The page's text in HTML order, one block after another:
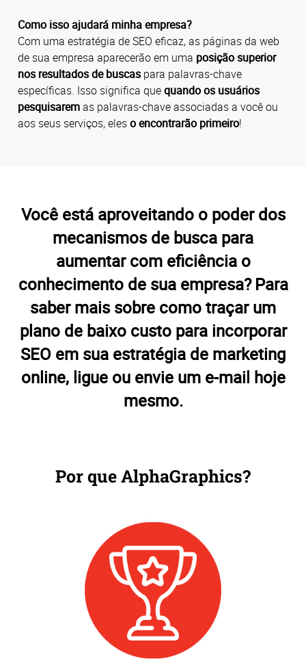
Como isso ajudará minha empresa?
Com uma estratégia de SEO eficaz, as páginas da web
de sua empresa aparecerão em uma posição superior
nos resultados de buscas para palavras-chave
específicas. Isso significa quequando os usuários
pesquisaremas palavras-chave associadas a você ou
aos seus serviços, eleso encontrarão primeiro!
Você está aproveitando o poder dos
mecanismos de busca para
aumentar com eficiência o
conhecimento de sua empresa? Para
saber mais sobre como traçar um
plano de baixo custo para incorporar
SEO em sua estratégia de marketing
online, ligue ou envie um e-mail hoje
mesmo.
Por que AlphaGraphics?